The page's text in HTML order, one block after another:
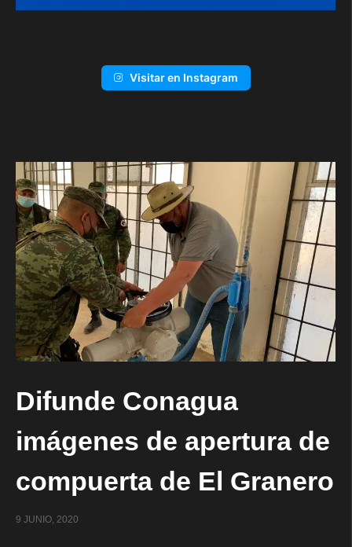
Visitar en Instagram
Difunde Conagua
imágenes de apertura de
compuerta de El Granero
9 JUNIO, 2020